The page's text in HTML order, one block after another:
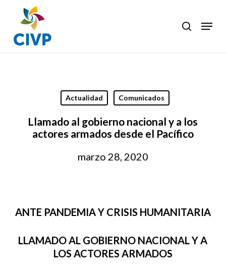
main
content
search
Menu
Actualidad Comunicados
Llamado al gobierno nacional y a los
actores armados desde el Pacífico
marzo 28, 2020
ANTE PANDEMIA Y CRISIS HUMANITARIA
LLAMADO AL GOBIERNO NACIONAL Y A
LOS ACTORES ARMADOS
Close